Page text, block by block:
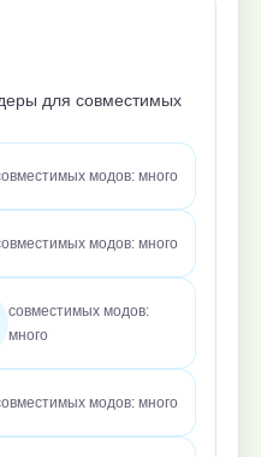
для совместимых
модов: много
модов: много
совместимых модов:
много
модов: много